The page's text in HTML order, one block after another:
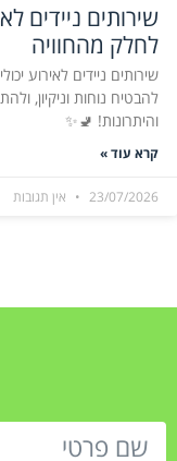
שירותים ניידים
לחלק מהחוויה
שירותים ניידים לאירוע
להבטיח נוחות וניקיון,
והיתרונות! 🚽✨
קרא עוד »
23/07/2026 אין תגובות